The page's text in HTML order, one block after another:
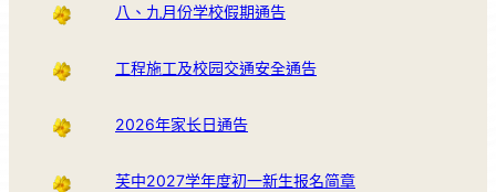
八、九月份学校假期通告
工程施工及校园交通安全通告
2026年家长日通告
芙中2027学年度初一新生报名简章